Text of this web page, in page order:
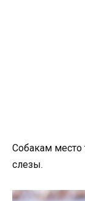
Собакам
слезы.